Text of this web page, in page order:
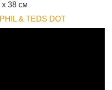
х 38 см
& TEDS DOT